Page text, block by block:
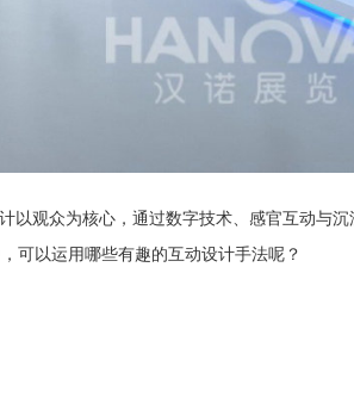
以观众为核心，通过数字技术、感官互动与
可以运用哪些有趣的互动设计手法呢？